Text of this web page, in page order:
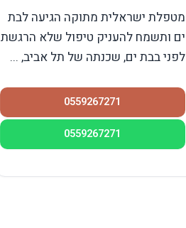
מטפלת ישראלית מתוקה הגיעה לבת
ים ותשמח להעניק טיפול שלא הרגשת
לפני בבת ים, שכנתה של תל אביב, ...
0559267271
0559267271